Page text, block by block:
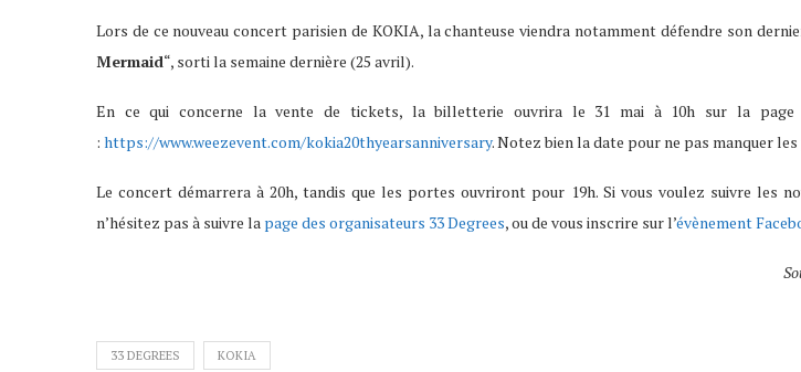
Lors de ce nouveau concert parisien de KOKIA, la chanteuse viendra notamment défendre son
Mermaid“, sorti la semaine dernière (25 avril).
En ce qui concerne la vente de tickets, la billetterie ouvrira le 31 mai à 10h sur la
: https://www.weezevent.com/kokia20thyearsanniversary. Notez bien la date pour ne pas manquer
Le concert démarrera à 20h, tandis que les portes ouvriront pour 19h. Si vous voulez suivre les
n’hésitez pas à suivre la page des organisateurs 33 Degrees, ou de vous inscrire sur l’évènement
33 DEGREES KOKIA